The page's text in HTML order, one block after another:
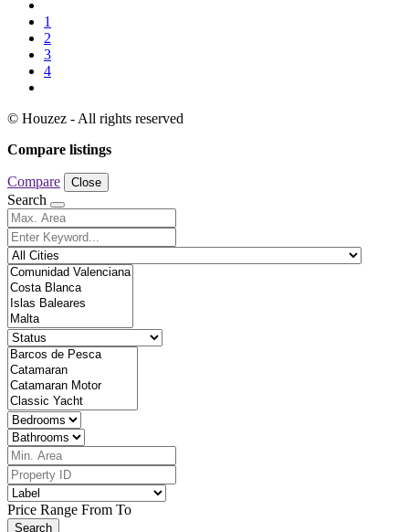
1
2
3
4
© Houzez - All rights reserved
Compare listings
Compare Close
Search
Price Range From To
Search